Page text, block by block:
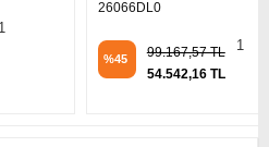
26066DL0
99.167,57 TL
54.542,16 TL
1